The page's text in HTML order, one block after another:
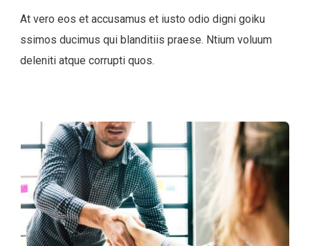
At vero eos et accusamus et iusto odio digni goiku
ssimos ducimus qui blanditiis praese. Ntium voluum
deleniti atque corrupti quos.